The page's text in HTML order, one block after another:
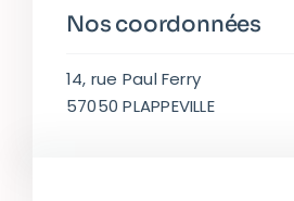
Nos coordonnées
14, rue Paul Ferry
57050 PLAPPEVILLE